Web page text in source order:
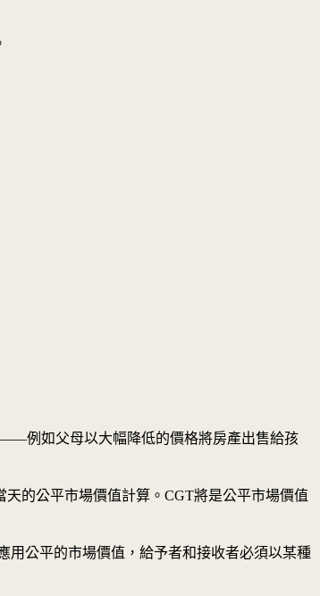
例如父母以大幅降低的價格將房產出售給孩
的公平市場價值計算。CGT將是公平市場價值
用公平的市場價值，給予者和接收者必須以某種